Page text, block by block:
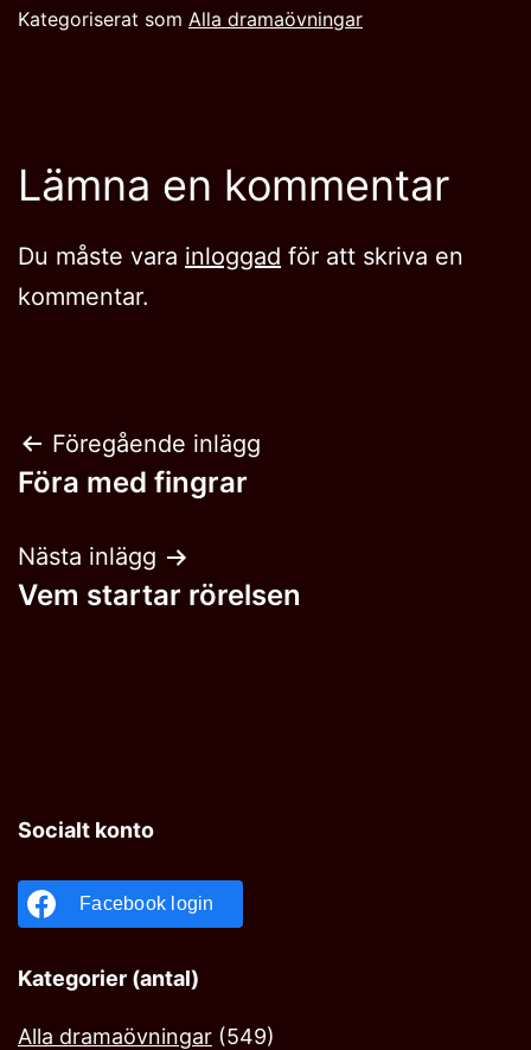
Kategoriserat som Alla dramaövningar
Lämna en kommentar
Du måste vara inloggad för att skriva en
kommentar.
Inläggsnavigering
Föregående inlägg
Föra med fingrar
Nästa inlägg
Vem startar rörelsen
Socialt konto
Facebook login
Kategorier (antal)
Alla dramaövningar (549)